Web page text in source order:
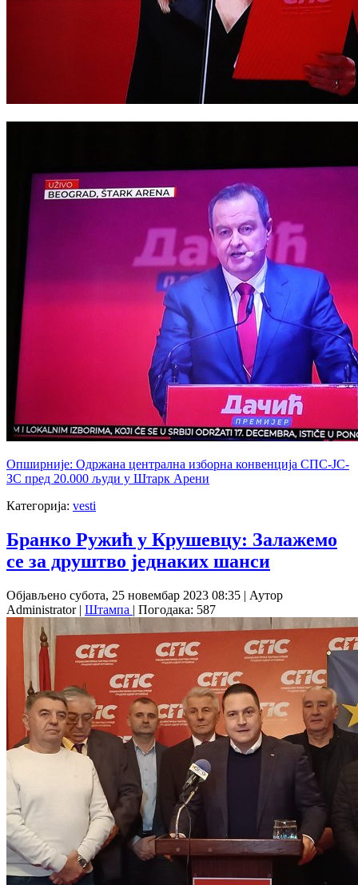
Опширније: Одржана централна изборна конвенција СПС-ЈС-
ЗС пред 20.000 људи у Штарк Арени
Категорија: vesti
Бранко Ружић у Крушевцу: Залажемо
се за друштво једнаких шанси
Објављено субота, 25 новембар 2023 08:35 | Аутор
Administrator| Штампа | Погодака: 587